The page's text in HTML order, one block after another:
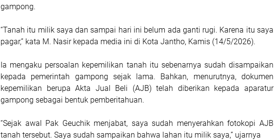
gampong.
“Tanah itu milik saya dan sampai hari ini belum ada ganti rugi. Karena itu saya
pagar,” kata M. Nasir kepada media ini di Kota Jantho, Kamis (14/5/2026).
Ia mengaku persoalan kepemilikan tanah itu sebenarnya sudah disampaikan
kepada pemerintah gampong sejak lama. Bahkan, menurutnya, dokumen
kepemilikan berupa Akta Jual Beli (AJB) telah diberikan kepada aparatur
gampong sebagai bentuk pemberitahuan.
“Sejak awal Pak Geuchik menjabat, saya sudah menyerahkan fotokopi AJB
tanah tersebut. Saya sudah sampaikan bahwa lahan itu milik saya,” ujarnya